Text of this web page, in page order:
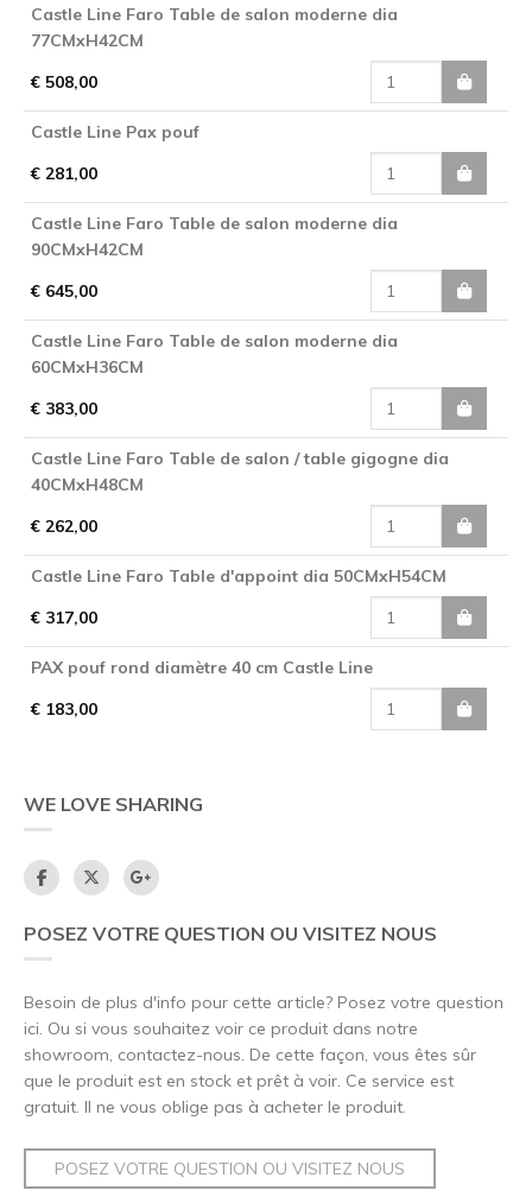
Castle Line Faro Table de salon moderne dia
77CMxH42CM
€ 508,00
Castle Line Pax pouf
€ 281,00
Castle Line Faro Table de salon moderne dia
90CMxH42CM
€ 645,00
Castle Line Faro Table de salon moderne dia
60CMxH36CM
€ 383,00
Castle Line Faro Table de salon / table gigogne dia
40CMxH48CM
€ 262,00
Castle Line Faro Table d'appoint dia 50CMxH54CM
€ 317,00
PAX pouf rond diamètre 40 cm Castle Line
€ 183,00
WE LOVE SHARING
POSEZ VOTRE QUESTION OU VISITEZ NOUS
Besoin de plus d'info pour cette article? Posez votre question
ici. Ou si vous souhaitez voir ce produit dans notre
showroom, contactez-nous. De cette façon, vous êtes sûr
que le produit est en stock et prêt à voir. Ce service est
gratuit. Il ne vous oblige pas à acheter le produit.
POSEZ VOTRE QUESTION OU VISITEZ NOUS